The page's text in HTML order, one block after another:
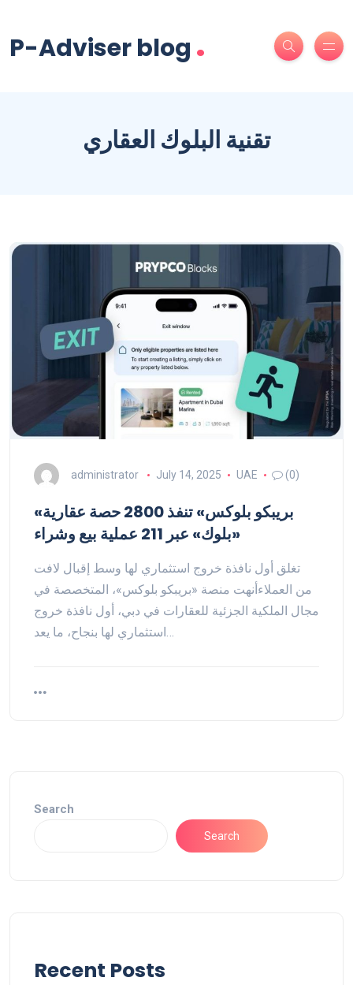
P-Adviser blog .
تقنية البلوك العقاري
administrator July 14, 2025 UAE (0)
«بريبكو بلوكس» تنفذ 2800 حصة عقارية
«بلوك» عبر 211 عملية بيع وشراء
تغلق أول نافذة خروج استثماري لها وسط إقبال لافت
من العملاءأنهت منصة «بريبكو بلوكس»، المتخصصة في
مجال الملكية الجزئية للعقارات في دبي، أول نافذة خروج
استثماري لها بنجاح، ما يعد…
Search
Search
Recent Posts